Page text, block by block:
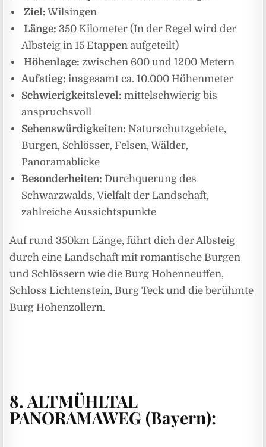
Ziel: Wilsingen
Länge: 350 Kilometer (In der Regel wird der
Albsteig in 15 Etappen aufgeteilt)
Höhenlage: zwischen 600 und 1200 Metern
Aufstieg: insgesamt ca. 10.000 Höhenmeter
Schwierigkeitslevel:mittelschwierig bis
anspruchsvoll
Sehenswürdigkeiten: Naturschutzgebiete,
Burgen, Schlösser, Felsen, Wälder,
Panoramablicke
Besonderheiten: Durchquerung des
Schwarzwalds, Vielfalt der Landschaft,
zahlreiche Aussichtspunkte
Auf rund 350km Länge, führt dich der Albsteig
durch eine Landschaft mit romantische Burgen
und Schlössern wie die Burg Hohenneuffen,
Schloss Lichtenstein, Burg Teck und die berühmte
Burg Hohenzollern.
8.ALTMÜHLTAL
PANORAMAWEG (Bayern):